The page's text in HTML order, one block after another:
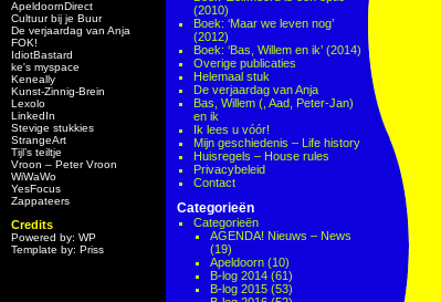
ApeldoornDirect
Cultuur bij je Buur
De verjaardag van Anja
FOK!
IdiotBastard
ke's myspace
Keneally
Kunst-Zinnig-Brein
Lexolo
LinkedIn
Stevige stukkies
StrangeArt
Tijl’s teiltje
Vroon – Peter Vroon
WiWaWo
YesFocus
Zappateers
Credits
Powered by: WP
Template by: Priss
(2010)
Boek: ‘Maar we leven nog’
(2012)
Boek: ‘Bas, Willem en ik’ (2014)
Overige publicaties
Helemaal stuk
De verjaardag van Anja
Bas, Willem (, Aad, Peter-Jan)
en ik
Ik lees u vóór!
Mijn geschiedenis – Life history
Huisregels – House rules
Privacybeleid
Contact
Categorieën
Categorieën
AGENDA! Nieuws – News
(19)
Apeldoorn (10)
B-log 2014 (61)
B-log 2015 (53)